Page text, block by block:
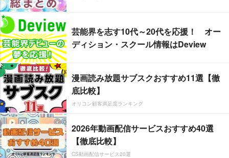
芸能界を志す10代～20代を応援！ オー
ディション・スクール情報はDeview
漫画読み放題サブスクおすすめ11選【徹
底比較】
オリコン顧客満足度ランキング
2026年動画配信サービスおすすめ40選
【徹底比較】
CS動画配信サービス20選